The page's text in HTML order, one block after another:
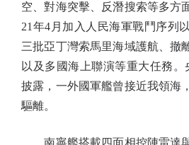
空、對海突擊、反潛搜索等多方
21年4月加入人民海軍戰鬥序列
三批亞丁灣索馬里海域護航、撤
以及多國海上聯演等重大任務。
披露，一外國軍艦曾接近我領海
驅離。